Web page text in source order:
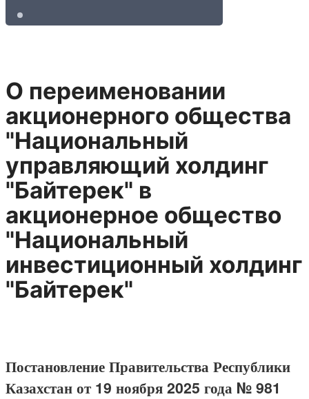
О переименовании
акционерного общества
"Национальный
управляющий холдинг
"Байтерек" в
акционерное общество
"Национальный
инвестиционный холдинг
"Байтерек"
Постановление Правительства Республики
Казахстан от 19 ноября 2025 года № 981